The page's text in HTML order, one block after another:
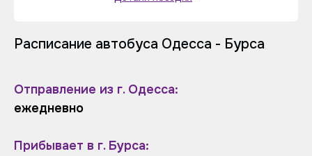
Расписание автобуса Одесса - Бурса
Отправление из г. Одесса:
ежедневно
Прибывает в г. Бурса: